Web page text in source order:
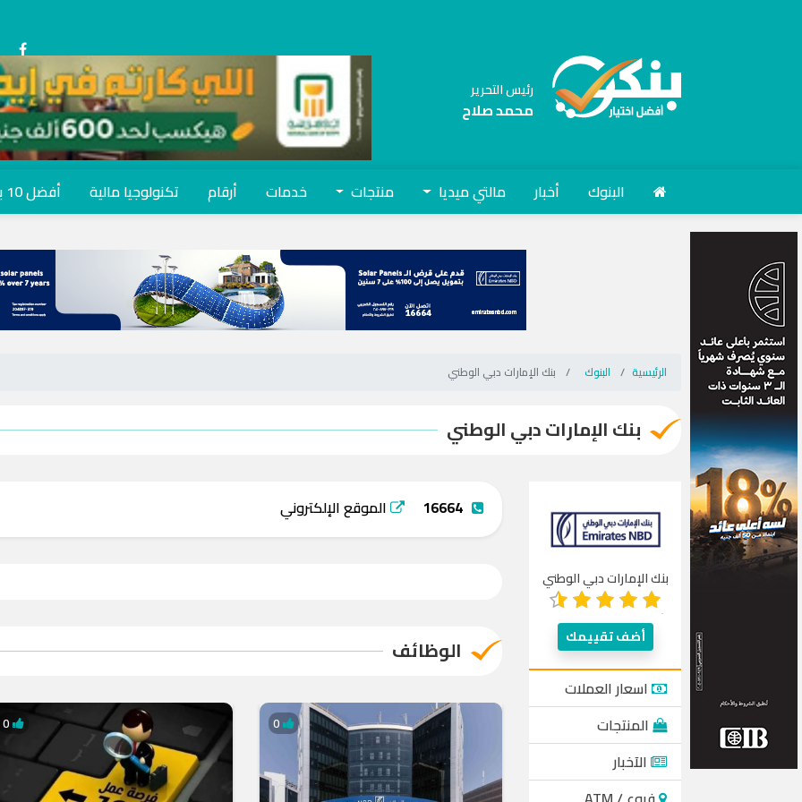
رئيس التحرير
محمد صلاح
البنوك أخبار مالتي ميديا منتجات خدمات أرقام تكنولوجيا مالية أفضل 10 بنوك
الرئيسية البنوك بنك الإمارات دبي الوطني
بنك الإمارات دبي الوطني
بنك الإمارات دبي الوطني
أضف تقييمك
اسعار العملات
المنتجات
الآخبار
16664 الموقع الإلكتروني
الوظائف
0